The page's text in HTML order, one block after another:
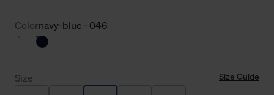
Colornavy-blue - 046
Size Size Guide